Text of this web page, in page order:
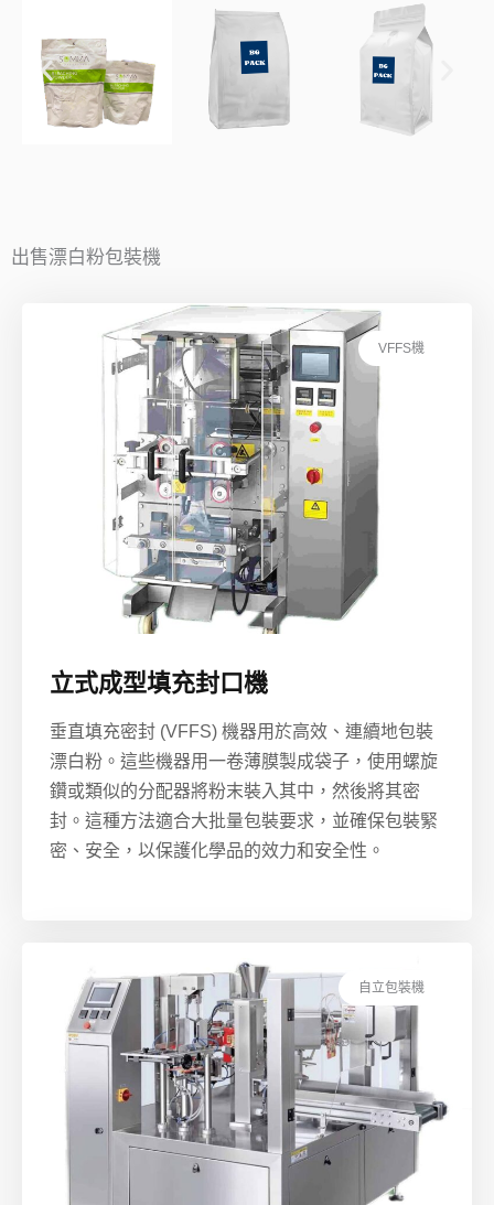
出售漂白粉包裝機
VFFS機
立式成型填充封口機
垂直填充密封 (VFFS) 機器用於高效、連續地包裝
漂白粉。這些機器用一卷薄膜製成袋子，使用螺旋
鑽或類似的分配器將粉末裝入其中，然後將其密
封。這種方法適合大批量包裝要求，並確保包裝緊
密、安全，以保護化學品的效力和安全性。
自立包裝機